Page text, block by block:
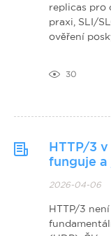
30
replicas pro
praxi, SLI/
ověření
HTTP/3
funguje a
2026-04-06
HTTP/3